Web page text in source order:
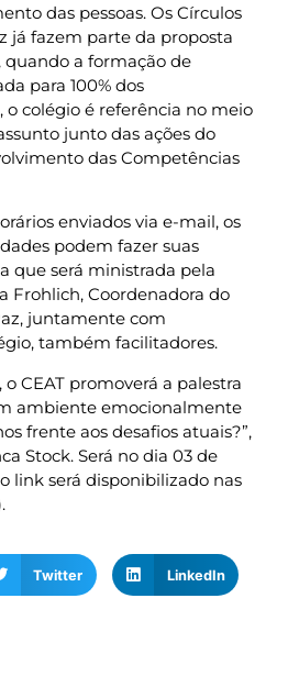
das pessoas. Os Círculos
já fazem parte da proposta
quando a formação de
para 100% dos
o colégio é referência no meio
junto das ações do
das Competências
enviados via e-mail, os
podem fazer suas
que será ministrada pela
Frohlich, Coordenadora do
juntamente com
também facilitadores.
CEAT promoverá a palestra
ambiente emocionalmente
frente aos desafios atuais?”,
Stock. Será no dia 03 de
link será disponibilizado nas
Twitter LinkedIn